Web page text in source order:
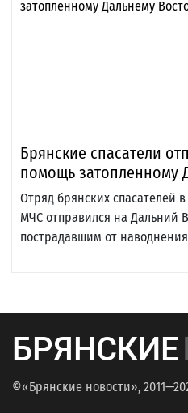
Брянские спасатели
помощь затопленному
Отряд брянских спасателей в
МЧС отправился на Дальний
пострадавшим от
БРЯНСКИЕ
©«Брянские новости»,